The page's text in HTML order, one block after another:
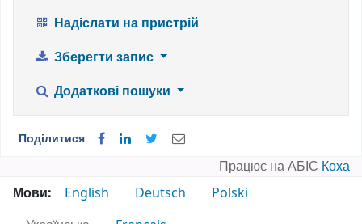
Надіслати на пристрій
Зберегти запис
Додаткові пошуки
Поділитися
Працює на АБІС Коха
Мови:
English Deutsch
Polski